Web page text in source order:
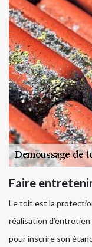
Faire
Le toit est la
réalisation
pour inscrire son